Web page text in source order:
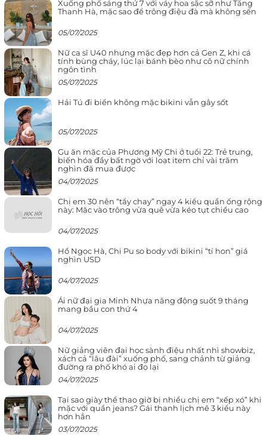
Xuống phố sáng thứ 7 với váy hoa sặc sỡ như Tăng
Thanh Hà, mặc sao để trông điệu đà mà không sến
05/07/2025
Nữ ca sĩ U40 nhưng mặc đẹp hơn cả Gen Z, khi cá
tính bùng cháy, lúc lại bánh bèo như cô nữ chính
ngôn tình
05/07/2025
Hải Tú đi biển không mặc bikini vẫn gây sốt
05/07/2025
Gu ăn mặc của Phương Mỹ Chi ở tuổi 22: Trẻ trung,
biến hóa đầy bất ngờ với loạt item chỉ vài trăm
nghìn đã mua được
04/07/2025
Chị em 30 nên “tẩy chay” ngay 4 kiểu quần ống rộng
này: Mặc vào trông vừa quê vừa kéo tụt chiều cao
04/07/2025
Hồ Ngọc Hà, Chi Pu so body với bikini “tí hon” giá
nghìn USD
04/07/2025
Ái nữ đại gia Minh Nhựa năng động suốt 9 tháng
mang bầu con thứ 4
04/07/2025
Nữ giảng viên đại học sành điệu nhất nhì showbiz,
xách cả “lâu đài” xuống phố, sang chảnh từ giảng
đường ra phố khó ai đọ lại
04/07/2025
Tại sao giày thể thao giờ bị nhiều chị em “xếp xó” khi
mặc với quần jeans? Gái thanh lịch mê 3 kiểu này
hơn hẳn
03/07/2025